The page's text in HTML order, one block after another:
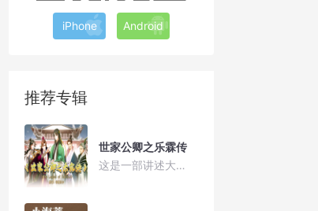
iPhone Android
推荐专辑
世家公卿之乐霖传
这是一部讲述大晋中兴时期，中国“贵族精神”和众生相的现实题材类历史写实小说。男主卫玠承受灭门之恨，积蓄力量，向皇后贾南风伺机寻仇，他的毕生目标是匡扶社稷。女主乐霖是乐广次女，开办属于自己的商业，她是晋朝的女商人。 乐霖总在卫玠的梦中出现，他为了分清楚梦境与现实而特意靠近她。乐霖目睹卫玠设计贾谧、潘安等人的手段，从拒绝到贴心，两个人在经历过大起大落之后，最终成为灵魂伴侣。卫玠在经历太子娶亲，算计潘安之后，卫玠被潘安和贾南风联手打压，卫玠被摧毁了自尊心，坠入心魔。所幸乐霖将卫玠的灵魂拯救，卫玠由此更爱乐霖。贾南风的小女儿去世，大晋王爷们借机发动战乱，史称“八王之乱”，战乱引发著名事件“永嘉之祸”。战乱让卫玠萌生拯救乱世的愿望。他先后辅佐司马颖、司马睿。虽然一路坎坷不断，卫玠都能逐一化解，最终让安定大晋，史称“王与马共天下”。卫玠救赎自己，急流勇退，隐居山野。